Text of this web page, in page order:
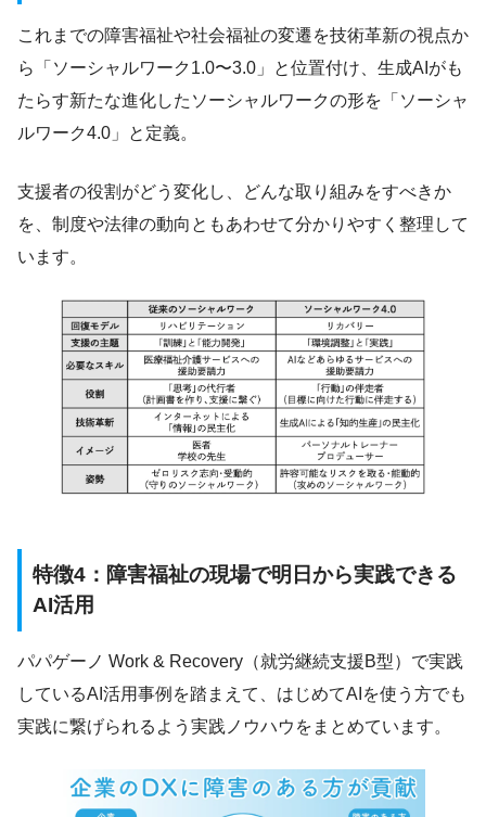
これまでの障害福祉や社会福祉の変遷を技術革新の視点か
ら「ソーシャルワーク1.0〜3.0」と位置付け、生成AIがも
たらす新たな進化したソーシャルワークの形を「ソーシャ
ルワーク4.0」と定義。
支援者の役割がどう変化し、どんな取り組みをすべきか
を、制度や法律の動向ともあわせて分かりやすく整理して
います。
特徴4：障害福祉の現場で明日から実践できる
AI活用
パパゲーノ Work & Recovery（就労継続支援B型）で実践
しているAI活用事例を踏まえて、はじめてAIを使う方でも
実践に繋げられるよう実践ノウハウをまとめています。